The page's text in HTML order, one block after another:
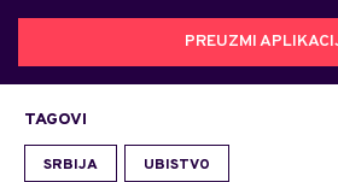
PREUZMI
TAGOVI
SRBIJA UBISTVO